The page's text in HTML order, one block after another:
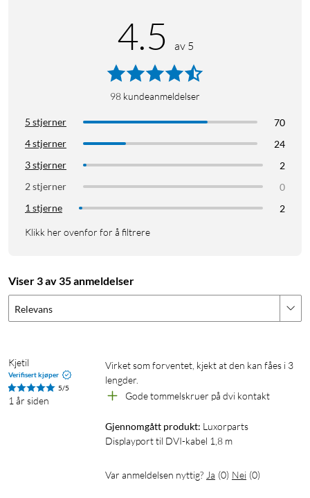
4.5 av 5
98 kundeanmeldelser
5 stjerner
70
4 stjerner
24
3 stjerner
2
2 stjerner
0
1 stjerne
2
Klikk her ovenfor for å filtrere
Viser 3 av 35 anmeldelser
Relevans
Kjetil
Verifisert kjøper
5/5
1 år siden
Virket som forventet, kjekt at den kan fåes i 3
lengder.
Gode tommelskruer på dvi kontakt
Gjennomgått produkt: Luxorparts
Displayport til DVI-kabel 1,8 m
Var anmeldelsen nyttig? Ja (0) Nei (0)